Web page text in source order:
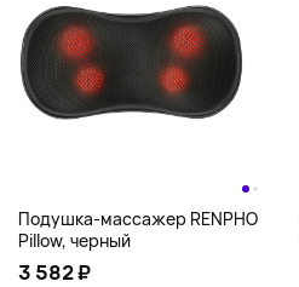
Подушка-массажер RENPHO
Pillow, черный
3 582 ₽